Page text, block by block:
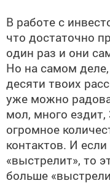
В работе с
что достаточно
один раз и они
Но на самом
десяти твоих
уже можно
мол, много
огромное
контактов. И
«выстрелит», то
больше